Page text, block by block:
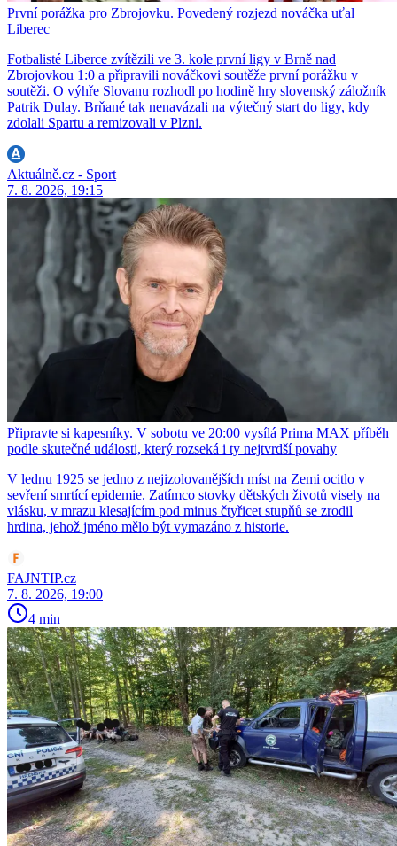
První porážka pro Zbrojovku. Povedený rozjezd nováčka uťal
Liberec
Fotbalisté Liberce zvítězili ve 3. kole první ligy v Brně nad
Zbrojovkou 1:0 a připravili nováčkovi soutěže první porážku v
soutěži. O výhře Slovanu rozhodl po hodině hry slovenský záložník
Patrik Dulay. Brňané tak nenavázali na výtečný start do ligy, kdy
zdolali Spartu a remizovali v Plzni.
Aktuálně.cz - Sport
7. 8. 2026, 19:15
Připravte si kapesníky. V sobotu ve 20:00 vysílá Prima MAX příběh
podle skutečné události, který rozseká i ty nejtvrdší povahy
V lednu 1925 se jedno z nejizolovanějších míst na Zemi ocitlo v
sevření smrtící epidemie. Zatímco stovky dětských životů visely na
vlásku, v mrazu klesajícím pod minus čtyřicet stupňů se zrodil
hrdina, jehož jméno mělo být vymazáno z historie.
FAJNTIP.cz
7. 8. 2026, 19:00
4 min